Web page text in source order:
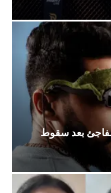
بعد سقوط